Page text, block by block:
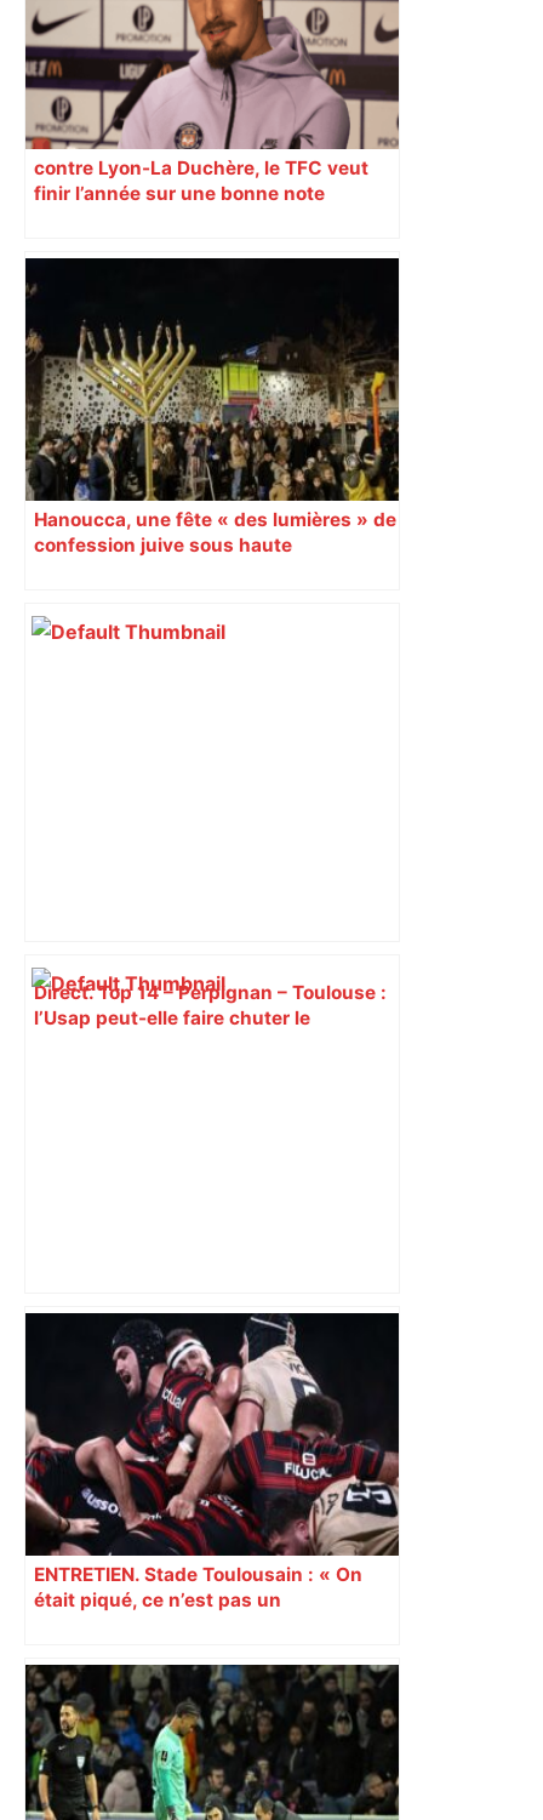
contre Lyon-La Duchère, le TFC veut
finir l’année sur une bonne note
Hanoucca, une fête « des lumières » de
confession juive sous haute
Labège, près de Toulouse
Direct. Top 14 – Perpignan – Toulouse :
l’Usap peut-elle faire chuter le
DIRECT. Colère des agriculteurs :
mobilisation agricole à Toulouse ce
samedi, 113 vaches abattues en Ariège
– ladepeche.fr
ENTRETIEN. Stade Toulousain : « On
était piqué, ce n’est pas un